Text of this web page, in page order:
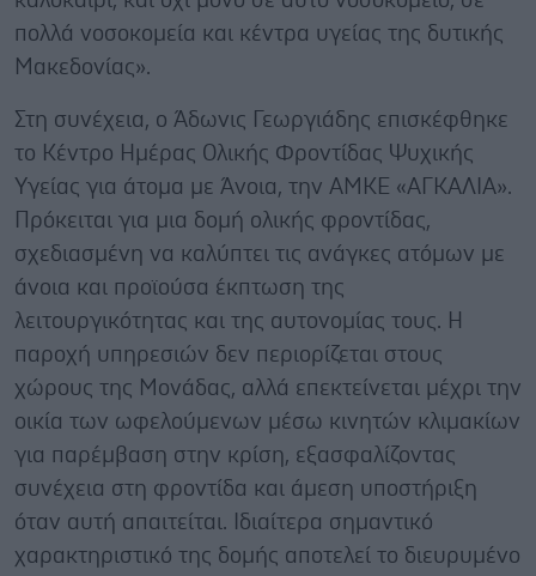
πολλά νοσοκομεία και κέντρα υγείας της δυτικής
Μακεδονίας».
Στη συνέχεια, ο Άδωνις Γεωργιάδης επισκέφθηκε
το Κέντρο Ημέρας Ολικής Φροντίδας Ψυχικής
Υγείας για άτομα με Άνοια, την ΑΜΚΕ «ΑΓΚΑΛΙΑ».
Πρόκειται για μια δομή ολικής φροντίδας,
σχεδιασμένη να καλύπτει τις ανάγκες ατόμων με
άνοια και προϊούσα έκπτωση της
λειτουργικότητας και της αυτονομίας τους. Η
παροχή υπηρεσιών δεν περιορίζεται στους
χώρους της Μονάδας, αλλά επεκτείνεται μέχρι την
οικία των ωφελούμενων μέσω κινητών κλιμακίων
για παρέμβαση στην κρίση, εξασφαλίζοντας
συνέχεια στη φροντίδα και άμεση υποστήριξη
όταν αυτή απαιτείται. Ιδιαίτερα σημαντικό
χαρακτηριστικό της δομής αποτελεί το διευρυμένο